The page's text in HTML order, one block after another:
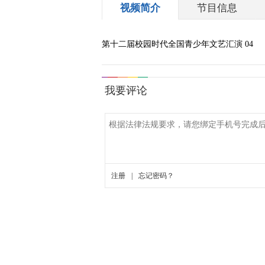
视频简介 节目信息
第十二届校园时代全国青少年文艺汇演 04